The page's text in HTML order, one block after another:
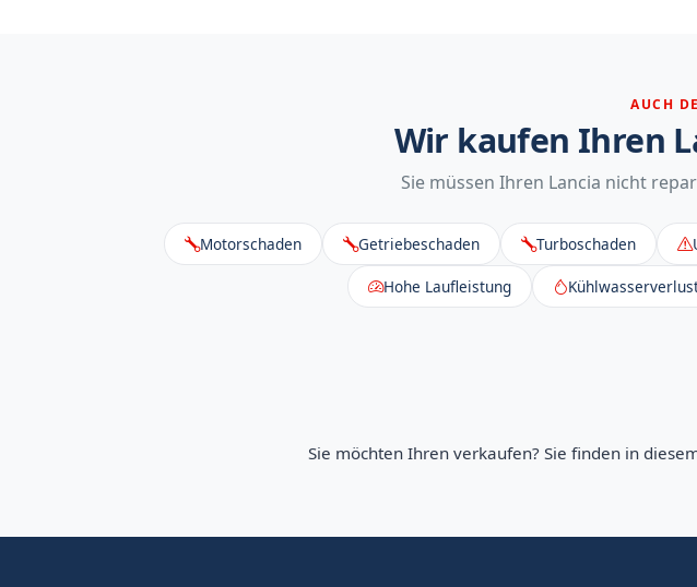
AUCH
Wir kaufen Ihren
Sie müssen Ihren Lancia nicht
Motorschaden Getriebeschaden Turboschaden
Hohe Laufleistung
Sie möchten Ihren verkaufen? Sie finden in